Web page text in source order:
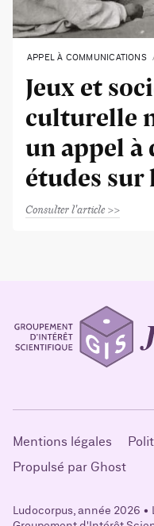
APPEL À COMMUNICATIONS
Jeux et
culturelle
un appel à
études sur
Consulter l'article
Mentions légales
Propulsé par Ghost
Ludocorpus, année 2026